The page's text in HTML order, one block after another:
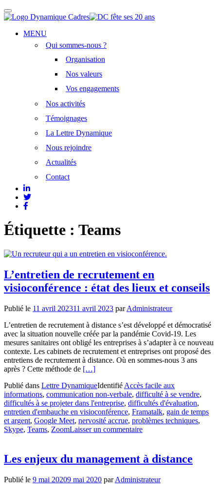
Afficher/masquer
la
Aller
MENU
Qui sommes-nous ?
Organisation
Nos valeurs
Vos engagements
Nos activités
Témoignages
La Lettre Dynamique
Nous rejoindre
Actualités
Contact
Étiquette : Teams
L’entretien de recrutement en
visioconférence : état des lieux et conseils
Publié le 11 avril 202311 avril 2023 parAdministrateur
L’entretien de recrutement à distance s’est développé et démocratisé
avec la situation nouvelle créée par la pandémie Covid-19. Les
mesures sanitaires ont obligé les entreprises à s’adapter à ce nouveau
contexte. Les cabinets de recrutement et entreprises ont proposé des
entretiens de recrutement à distance. Où en sommes-nous 3 ans
après ? Cette méthode de En
plus
surL’entretien
de
recrutement
en
visioconférence
des
lieux
conseils
[…]
Publié dans Lettre DynamiqueIdentifié Accès facile aux
informations, communication non-verbale, difficulté à se vendre,
difficultés à se projeter dans l'entreprise, difficultés d'évaluation,
entretien d'embauche en visioconférence, Framatalk, gain de temps
et argent, Google Meet, nervosité accrue, problèmes techniques,
Skype, Teams, ZoomLaisser un commentaire
Les enjeux du management à distance
Publié le 9 mai 20209 mai 2020 parAdministrateur